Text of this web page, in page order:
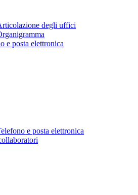
degli uffici
e posta elettronica
e posta elettronica